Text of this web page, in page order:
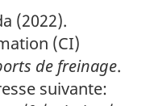
(2022).
(CI)
de freinage.
suivante: